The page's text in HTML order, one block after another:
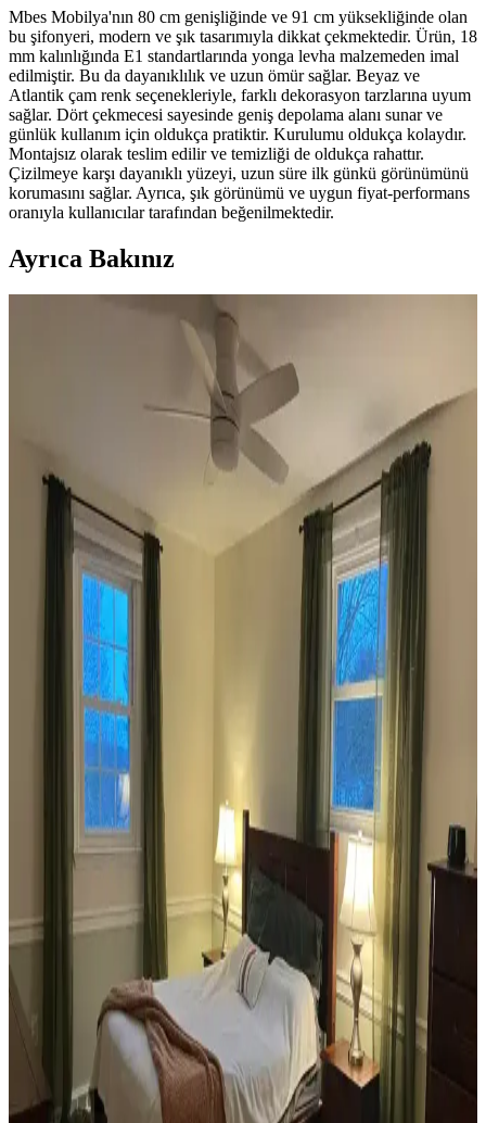
Mbes Mobilya'nın 80 cm genişliğinde ve 91 cm yüksekliğinde olan
bu şifonyeri, modern ve şık tasarımıyla dikkat çekmektedir. Ürün, 18
mm kalınlığında E1 standartlarında yonga levha malzemeden imal
edilmiştir. Bu da dayanıklılık ve uzun ömür sağlar. Beyaz ve
Atlantik çam renk seçenekleriyle, farklı dekorasyon tarzlarına uyum
sağlar. Dört çekmecesi sayesinde geniş depolama alanı sunar ve
günlük kullanım için oldukça pratiktir. Kurulumu oldukça kolaydır.
Montajsız olarak teslim edilir ve temizliği de oldukça rahattır.
Çizilmeye karşı dayanıklı yüzeyi, uzun süre ilk günkü görünümünü
korumasını sağlar. Ayrıca, şık görünümü ve uygun fiyat-performans
oranıyla kullanıcılar tarafından beğenilmektedir.
Ayrıca Bakınız
Koltuk ve Aksesuar Sandalyelerde Renk Uyumu ve
Dekorasyonda Görsel Denge Sağlama Yöntemleri
Koltuk ve aksesuar sandalyelerde renk uyumsuzluğu görsel rekabete
yol açabilir. Halı, perde, yastık ve mobilya yerleşimi ile renkler
dengelenerek mekanın estetik bütünlüğü sağlanır.
Ev Dekorasyonunda Denge ve Fonksiyonellik: Renk
Uyumu, Mobilya Yerleşimi ve Estetik İncelemesi
Reddit tartışması üzerinden ev dekorasyonunda renk uyumu,
mobilya yerleşimi ve aksesuar dengesi gibi unsurların yaşam
alanlarının estetik ve fonksiyonelliğini nasıl etkilediği inceleniyor.
Veranda Dekorasyonunda Bitki Seçimi, Aydınlatma
ve Mobilya Düzenlemeleriyle Estetik İyileştirme
Yöntemleri
Veranda dekorasyonunda bitkiler, halılar, aydınlatma ve mobilyaların
uyumlu kullanımı mekânı daha davetkâr ve fonksiyonel kılar. Doğru
seçimler verandanın atmosferini ve dış görünümünü güçlendirir.
Habitat'tan İkinci El Mobilya Alımı ve Ev
Dekorasyonunda Stil Oluşturma Yöntemleri
Habitat mağazalarından ikinci el mobilya alımı, ekonomik ve özgün
dekorasyon için fırsatlar sunar. Doğru seçim, temizlik ve stil
oluşturma evin atmosferini belirler.
Teal Renkli Sandalyenin Halı ve Dolapla
Uyumunda Renk Tonları ve Aksesuarların Rolü
Teal renkli sandalyenin halı ve dolapla uyumu, doğru renk tonları ve
aksesuar seçimiyle sağlanır. Halıdaki mavi-yeşil alt tonlar ve sıcak
ahşap dolap, teal rengini öne çıkarır, aksesuarlar ise denge oluşturur.
Yan Sehpa Boyama Renk Seçenekleri ve
Dekorasyon Uyumu İçin Rehber